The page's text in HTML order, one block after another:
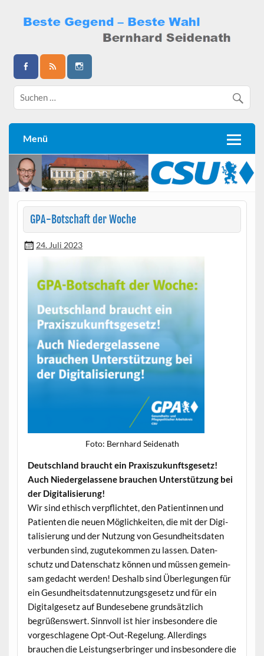
content
Bernhard Seidenath
Menü
GPA-Botschaft der Woche
24. Juli 2023
Foto: Bern­hard Seidenath
Deutsch­land braucht ein Prax­iszukun­fts­ge­setz!
Auch Niederge­lassene brauchen Unter­stützung bei
der Digitalisierung!
Wir sind ethisch verpflichtet, den Pati­entin­nen und
Patien­ten die neuen Möglichkeit­en, die mit der Dig­i­
tal­isierung und der Nutzung von Gesund­heits­dat­en
ver­bun­den sind, zugutekom­men zu lassen. Daten­
schutz und Daten­schatz kön­nen und müssen gemein­
sam gedacht wer­den! Deshalb sind Über­legun­gen für
ein Gesund­heits­daten­nutzungs­ge­setz und für ein
Dig­i­talge­setz auf Bun­de­sebene grund­sät­zlich
begrüßenswert. Sin­nvoll ist hier ins­beson­dere die
vorgeschla­gene Opt-Out-Regelung. Allerd­ings
brauchen die Leis­tungser­bringer und ins­beson­dere die